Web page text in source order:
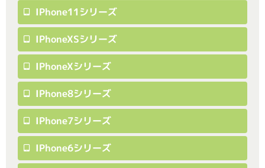
IPhone11シリーズ
IPhoneXSシリーズ
IPhoneXシリーズ
IPhone8シリーズ
IPhone7シリーズ
IPhone6シリーズ